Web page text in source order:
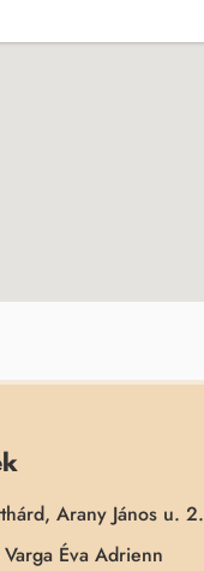
Arany János u. 2.
Varga Éva Adrienn